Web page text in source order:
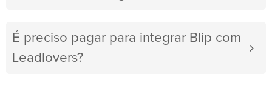
É preciso pagar para integrar Blip com
Leadlovers?